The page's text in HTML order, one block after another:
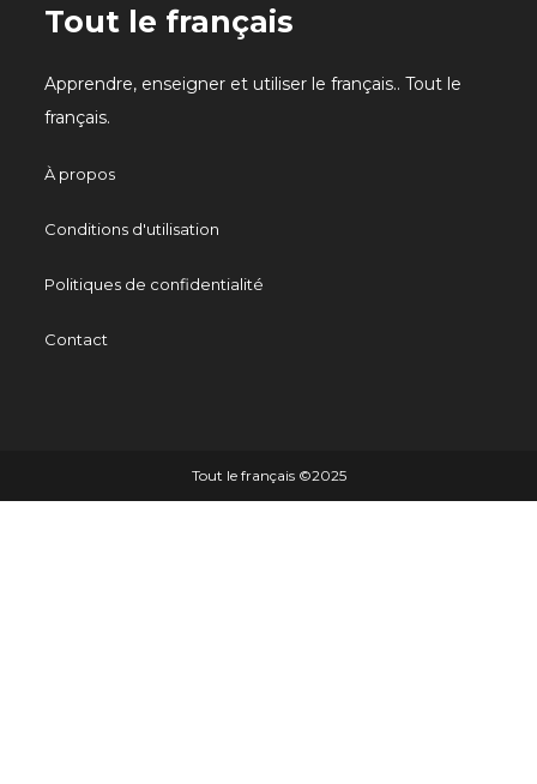
Tout le français
Apprendre, enseigner et utiliser le français.. Tout le
français.
À propos
Conditions d'utilisation
Politiques de confidentialité
Contact
Tout le français ©️2025